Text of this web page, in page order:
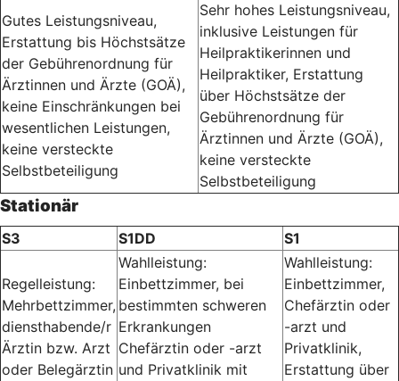
Gutes Leistungsniveau,
Erstattung bis Höchstsätze
der Gebührenordnung für
Ärztinnen und Ärzte (GOÄ),
keine Einschränkungen bei
wesentlichen Leistungen,
keine versteckte
Selbstbeteiligung
Sehr hohes Leistungsniveau,
inklusive Leistungen für
Heilpraktikerinnen und
Heilpraktiker, Erstattung
über Höchstsätze der
Gebührenordnung für
Ärztinnen und Ärzte (GOÄ),
keine versteckte
Selbstbeteiligung
Stationär
S3 S1DD S1
Regelleistung:
Mehrbettzimmer,
diensthabende/r
Ärztin bzw. Arzt
oder Belegärztin
Wahlleistung:
Einbettzimmer, bei
bestimmten schweren
Erkrankungen
Chefärztin oder -arzt
und Privatklinik mit
Wahlleistung:
Einbettzimmer,
Chefärztin oder
-arzt und
Privatklinik,
Erstattung über